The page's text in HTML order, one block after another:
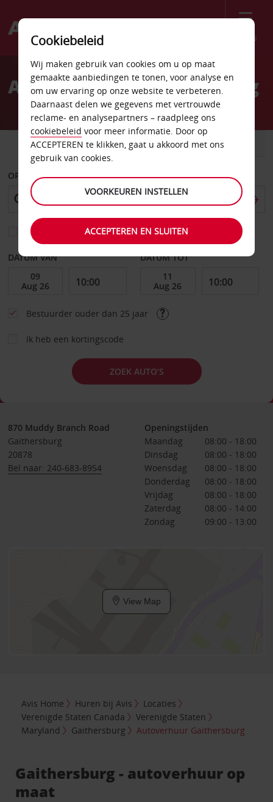
Menu
Welcome
AvisAutoverhuur Gaithersburg
AUTO BESTELWAGEN
OPHALEN OP
Kies een ander afleverpunt
DATUM VAN DATUM TOT
Bestuurder ouder dan 25 jaar
Ik heb een kortingscode
ZOEK AUTO’S
870 Muddy Branch Road
Gaithersburg
20878
Bel naar: 240-683-8954
Openingstijden
Maandag
08:00 - 18:00
Dinsdag
08:00 - 18:00
Woensdag
08:00 - 18:00
Donderdag
08:00 - 18:00
Vrijdag
08:00 - 18:00
Zaterdag
08:00 - 14:00
Zondag
09:00 - 13:00
View Map
Avis Home Huren bij Avis
Locaties
Verenigde Staten Canada
Verenigde Staten
Maryland
Gaithersburg Autoverhuur Gaithersburg
Gaithersburg - autoverhuur op
maat
Cookiebeleid
Wij maken gebruik van cookies om u op maat
gemaakte aanbiedingen te tonen, voor analyse en
om uw ervaring op onze website te verbeteren.
Daarnaast delen we gegevens met vertrouwde
reclame- en analysepartners – raadpleeg ons
cookiebeleid voor meer informatie. Door op
ACCEPTEREN te klikken, gaat u akkoord met ons
gebruik van cookies.
VOORKEUREN INSTELLEN
ACCEPTEREN EN SLUITEN